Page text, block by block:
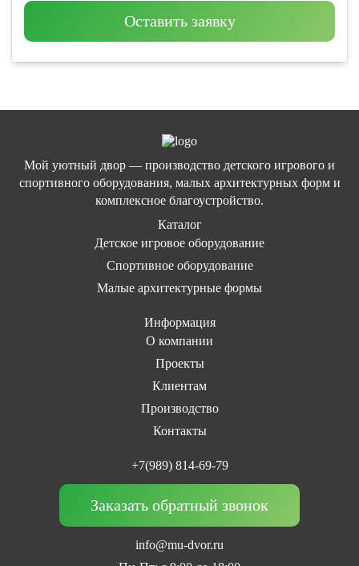
Оставить заявку
Мой уютный двор — производство детского игрового и
спортивного оборудования, малых архитектурных форм и
комплексное благоустройство.
Каталог
Детское игровое оборудование
Спортивное оборудование
Малые архитектурные формы
Информация
О компании
Проекты
Клиентам
Производство
Контакты
+7(989) 814-69-79
Заказать обратный звонок
info@mu-dvor.ru